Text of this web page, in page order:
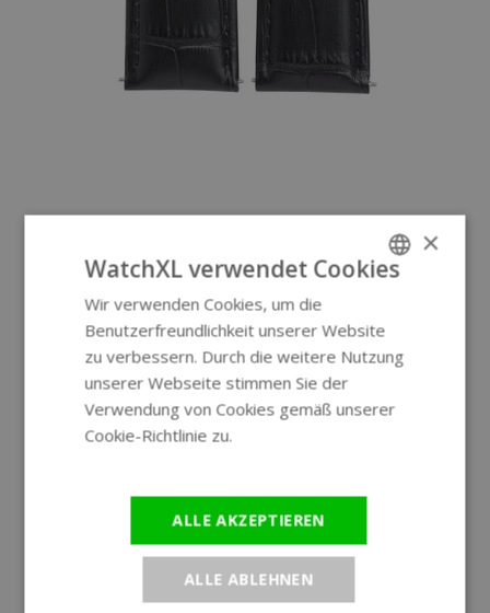
GERMAN
×
WatchXL verwendet Cookies
Wir verwenden Cookies, um die
Benutzerfreundlichkeit unserer Website
zu verbessern. Durch die weitere Nutzung
unserer Webseite stimmen Sie der
Verwendung von Cookies gemäß unserer
Cookie-Richtlinie zu.
ALLE AKZEPTIEREN
ALLE ABLEHNEN